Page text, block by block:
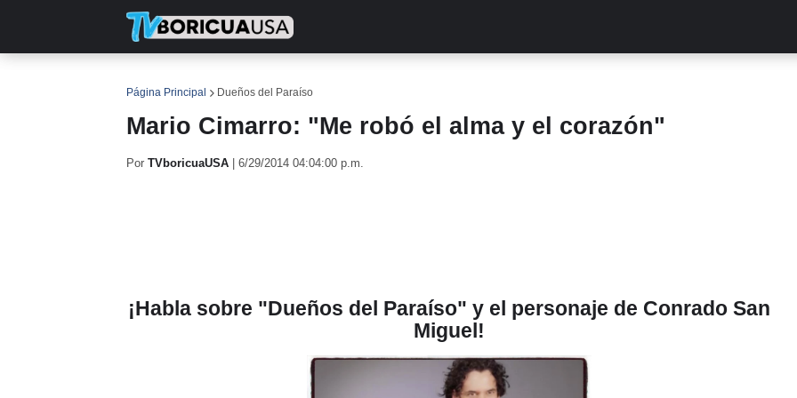
Página Principal Dueños del Paraíso
Mario Cimarro: "Me robó el alma y el corazón"
Por TVboricuaUSA 6/29/2014 04:04:00 p.m.
¡Habla sobre "Dueños del Paraíso" y el personaje de Conrado San
Miguel!